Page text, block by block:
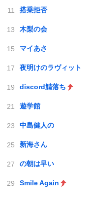
搭乗拒否
木梨の会
マイあさ
夜明けのラヴィット
discord鯖落ち
遊学館
中島健人の
新海さん
の朝は早い
Smile Again